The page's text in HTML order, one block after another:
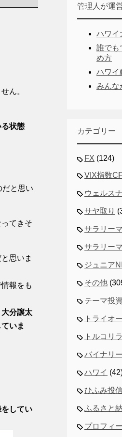
ん。
状態
だと思い
てきそ
と思いま
報をも
分譲太
いま
してい
管理人が運
ハワイ
誰でも
め方
ハワイ
みんな
カテゴリー
FX (124)
VIX指数
ウェルス
サヤ取り
サラリー
サラリー
ジュニア
その他
テーマ投資
トライオ
トルコリラ
バイナリ
ハワイ
ひふみ投
ふるさと
プロフィ